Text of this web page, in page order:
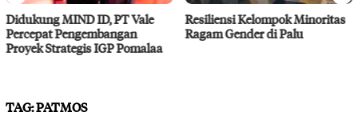
Resiliensi Kelompok Minoritas
Ragam Gender di Palu
IMIP Perkuat Kapasitas Warga
Bahodopi Hadapi Potensi
TAG:PATMOS